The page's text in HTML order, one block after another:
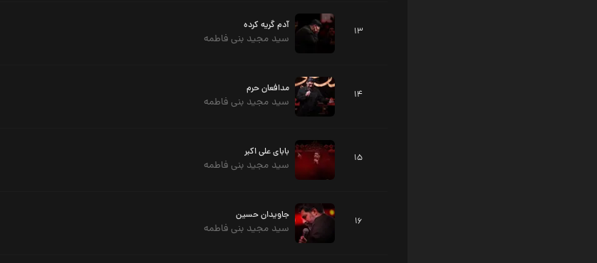
13 آدم گریه کرده
سید مجید بنی فاطمه
14 مدافعان حرم
سید مجید بنی فاطمه
15 بابای علی اکبر
سید مجید بنی فاطمه
16 جاویدان حسین
سید مجید بنی فاطمه